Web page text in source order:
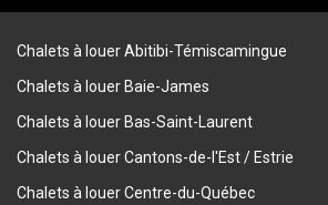
Chalets à louer Abitibi-Témiscamingue
Chalets à louer Baie-James
Chalets à louer Bas-Saint-Laurent
Chalets à louer Cantons-de-l'Est / Estrie
Chalets à louer Centre-du-Québec